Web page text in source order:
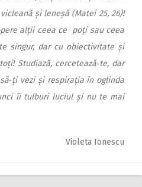
și leneșă (Matei 25, 26)!
alții ceea ce poți sau ceea
singur, dar cu obiectivitate și
Studiază, cercetează‑te, dar
vezi și respirația în oglinda
îi tulburi luciul și nu te mai
Violeta Ionescu